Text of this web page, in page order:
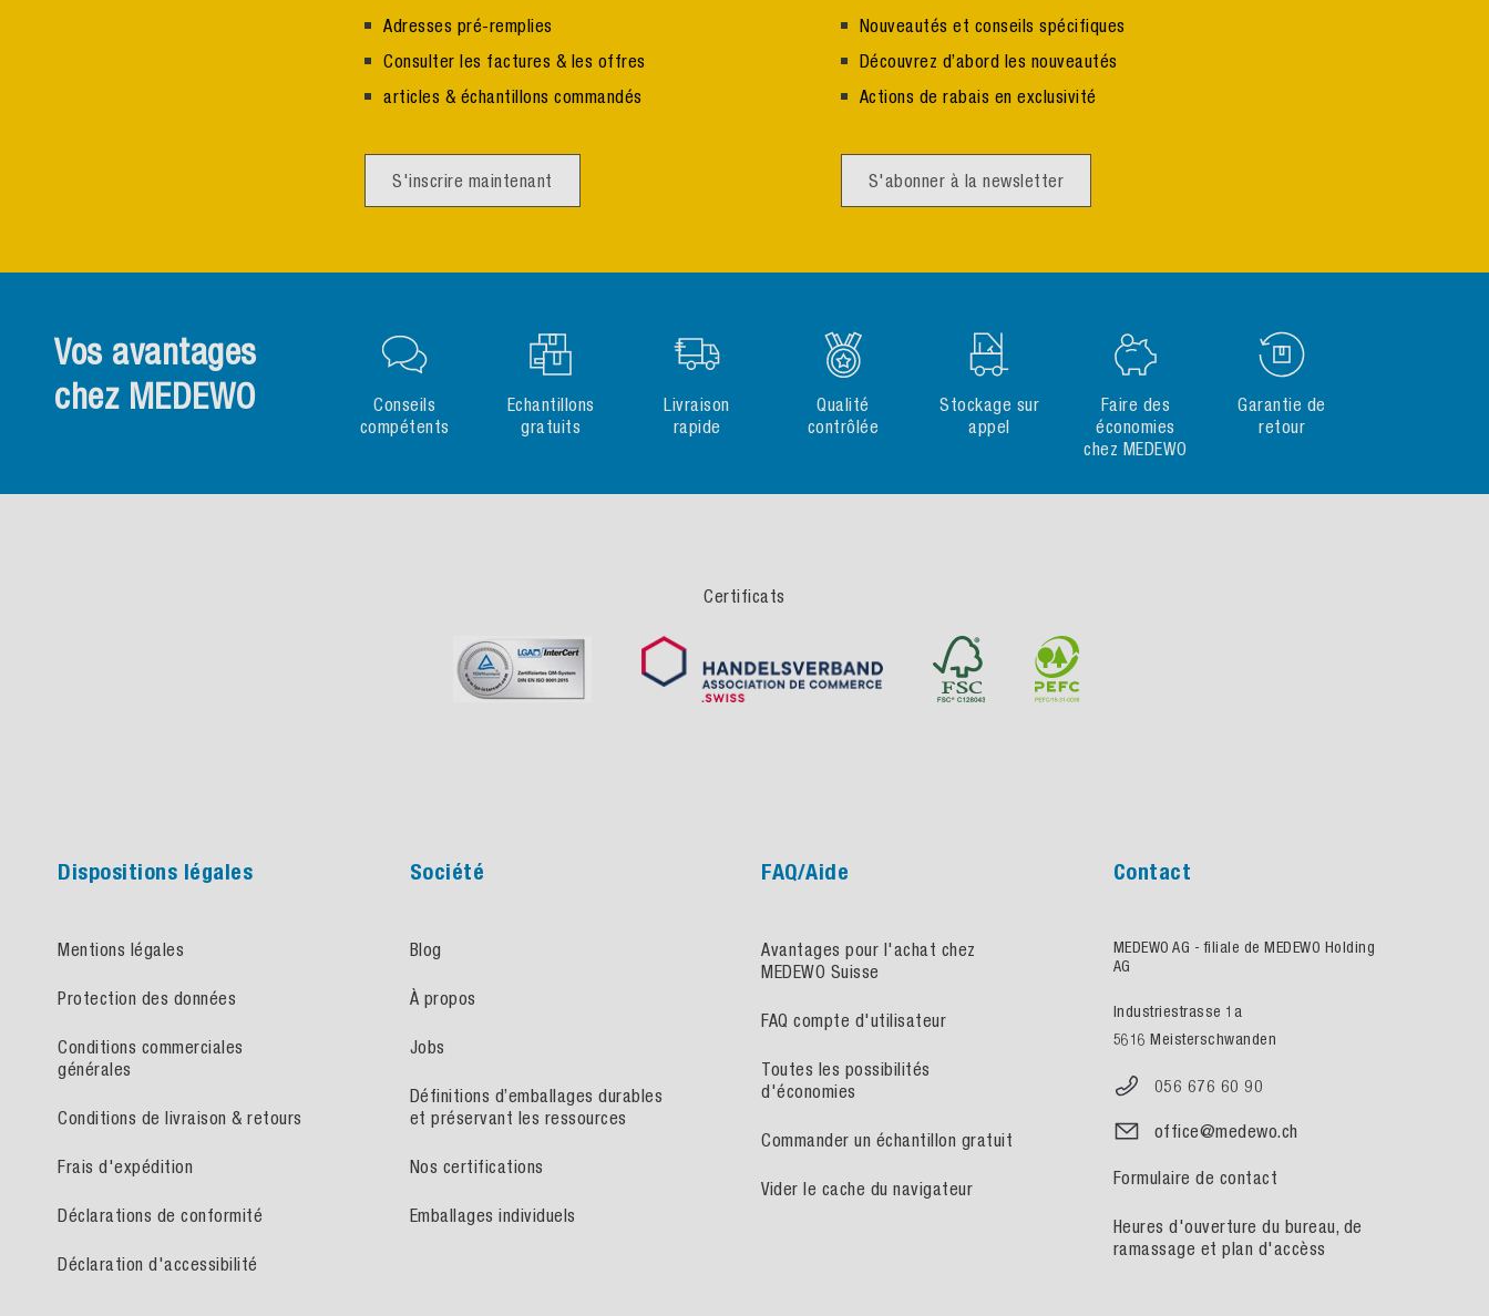
Adresses pré-remplies
Consulter les factures & les offres
articles & échantillons commandés
S'inscrire maintenant
Nouveautés et conseils spécifiques
Découvrez d’abord les nouveautés
Actions de rabais en exclusivité
S'abonner à la newsletter
Vos avantages
chez MEDEWO
Conseils
compétents
Echantillons
gratuits
Livraison
rapide
Qualité
contrôlée
Stockage sur
appel
Faire des
économies
chez MEDEWO
Garantie de
retour
Certificats
Dispositions légales
Mentions légales
Protection des données
Conditions commerciales
générales
Conditions de livraison & retours
Frais d'expédition
Déclarations de conformité
Déclaration d'accessibilité
Société
Blog
À propos
Jobs
Définitions d’emballages durables
et préservant les ressources
Nos certifications
Emballages individuels
FAQ/Aide
Avantages pour l'achat chez
MEDEWO Suisse
FAQ compte d'utilisateur
Toutes les possibilités
d'économies
Commander un échantillon gratuit
Vider le cache du navigateur
Contact
MEDEWO AG - filiale de MEDEWO Holding
AG
Industriestrasse 1a
5616 Meisterschwanden
056 676 60 90
office@medewo.ch
Formulaire de contact
Heures d'ouverture du bureau, de
ramassage et plan d'accèss